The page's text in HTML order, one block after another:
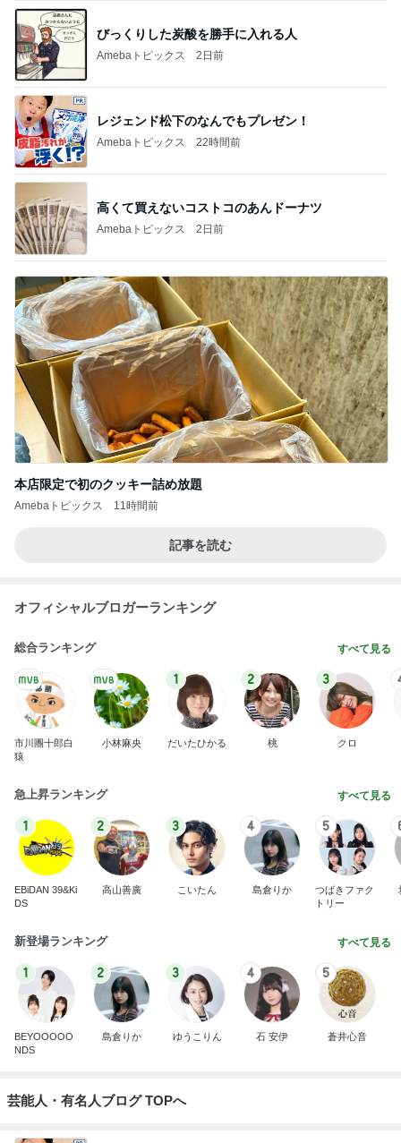
びっくりした炭酸を勝手に入れる人
Amebaトピックス 2日前
レジェンド松下のなんでもプレゼン！
Amebaトピックス 22時間前
高くて買えないコストコのあんドーナツ
Amebaトピックス 2日前
本店限定で初のクッキー詰め放題
Amebaトピックス 11時間前
記事を読む
オフィシャルブロガーランキング
総合ランキング すべて見る
市川團十郎白
猿
小林麻央
1
だいたひかる
2
桃
3
クロ
急上昇ランキング すべて見る
1
EBiDAN 39&Ki
DS
2
高山善廣
3
こいたん
4
島倉りか
5
つばきファク
トリー
新登場ランキング すべて見る
1
BEYOOOOO
NDS
2
島倉りか
3
ゆうこりん
4
石 安伊
5
蒼井心音
芸能人・有名人ブログ TOPへ